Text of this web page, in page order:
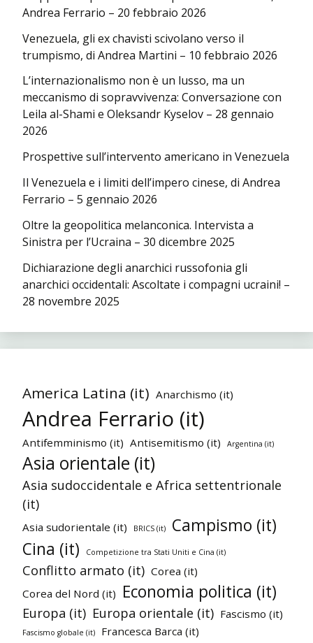
Andrea Ferrario – 20 febbraio 2026
Venezuela, gli ex chavisti scivolano verso il
trumpismo, di Andrea Martini – 10 febbraio 2026
L’internazionalismo non è un lusso, ma un
meccanismo di sopravvivenza: Conversazione con
Leila al-Shami e Oleksandr Kyselov – 28 gennaio
2026
Prospettive sull’intervento americano in Venezuela
Il Venezuela e i limiti dell’impero cinese, di Andrea
Ferrario – 5 gennaio 2026
Oltre la geopolitica melanconica. Intervista a
Sinistra per l’Ucraina – 30 dicembre 2025
Dichiarazione degli anarchici russofonia gli
anarchici occidentali: Ascoltate i compagni ucraini! –
28 novembre 2025
America Latina (it) Anarchismo (it)
Andrea Ferrario (it)
Antifemminismo (it) Antisemitismo (it) Argentina (it)
Asia orientale (it)
Asia sudoccidentale e Africa settentrionale
(it)
Asia sudorientale (it) BRICS (it)
Campismo (it)
Cina (it)
Competizione tra Stati Uniti e Cina (it)
Conflitto armato (it) Corea (it)
Corea del Nord (it) Economia politica (it)
Europa (it) Europa orientale (it) Fascismo (it)
Fascismo globale (it) Francesca Barca (it)